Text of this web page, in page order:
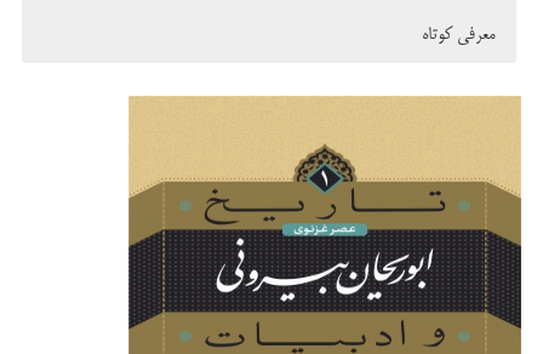
معرفی کوتاه
نوع جلد:شومیز
تعداد صفحات:87
شابک: 978-964-185-581-1
قیمت:120,000 ریال
که، با عدول از معیارهای فکری و عقیدتی حاکم بر روزگار خودشان،
کرده‌اند. تیزبینی و صراحت بیان نقادانه‌ی بیرونی چنان است که گویی با
دانشمندی امروزی، در ردیف بزرگانی چون فروید و آینشتاین و راسل،
سروکار داریم. او را می‌توانیم نخستین هندشناس و دین‌پژوه و مردم‌شناس
جهان (به همان معنایی که امروز از این واژه‌ها اراده می‌کنیم) بدانیم؛ مردی
مانند لئوناردو داوینچی که قرن‌ها از زمان خود پیش‌تر بود و به مسائلی
می‌اندیشید که به خاطر کمتر کسی از مردمان زمان خودش یا حتا بسیاری از
انسان‌های روزگاران بعد خطور می‌کرد. به گفته‌ی باباجان غفوروف، «بیرونی
چنان از روزگار خود پیش‌تر بود که درخشان‌ترین اکتشاف‌های او را اغلب